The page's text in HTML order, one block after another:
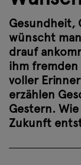
Gesundheit,
wünscht
drauf
ihm
voller
erzählen
Gestern.
Zukunft
aussehen?
hilft ihm
Weitere Infos
Tickets